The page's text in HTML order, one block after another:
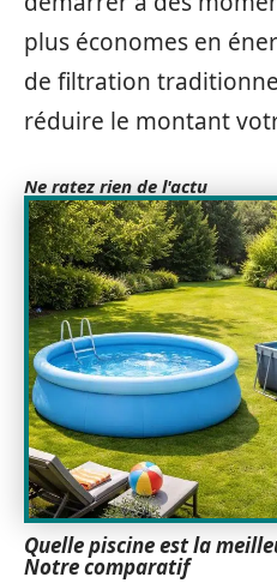
plus économes en
de filtration
réduire le montant
Ne ratez rien de l'actu
Quelle piscine est la
Notre comparatif